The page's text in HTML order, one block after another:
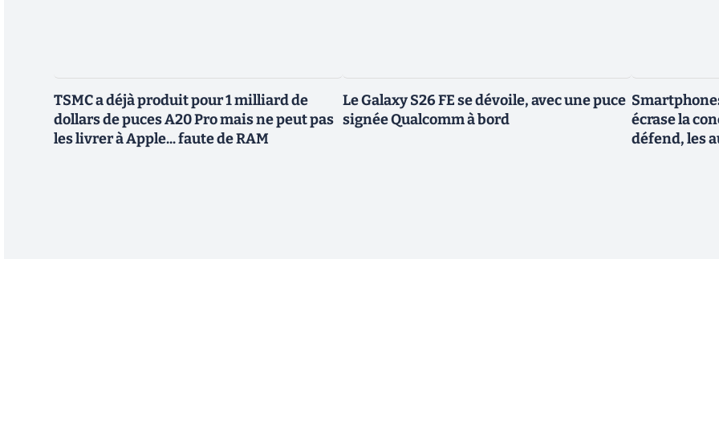
TSMC a déjà produit pour 1 milliard de
dollars de puces A20 Pro mais ne peut pas
les livrer à Apple... faute de RAM
Le Galaxy S26 FE se dévoile, avec une puce
signée Qualcomm à bord
écrase la
défend, les